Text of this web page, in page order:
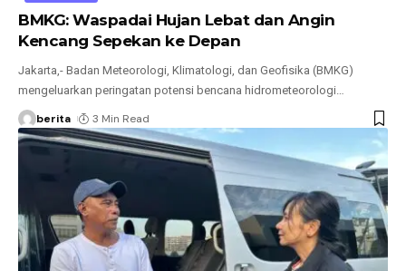
BMKG: Waspadai Hujan Lebat dan Angin
Kencang Sepekan ke Depan
Jakarta,- Badan Meteorologi, Klimatologi, dan Geofisika (BMKG)
mengeluarkan peringatan potensi bencana hidrometeorologi…
berita 3 Min Read